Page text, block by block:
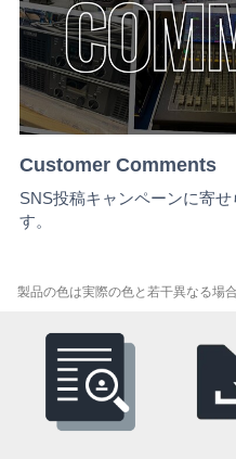
Customer Comments
SNS投稿キャンペーンに寄
す。
製品の色は実際の色と若干異なる場